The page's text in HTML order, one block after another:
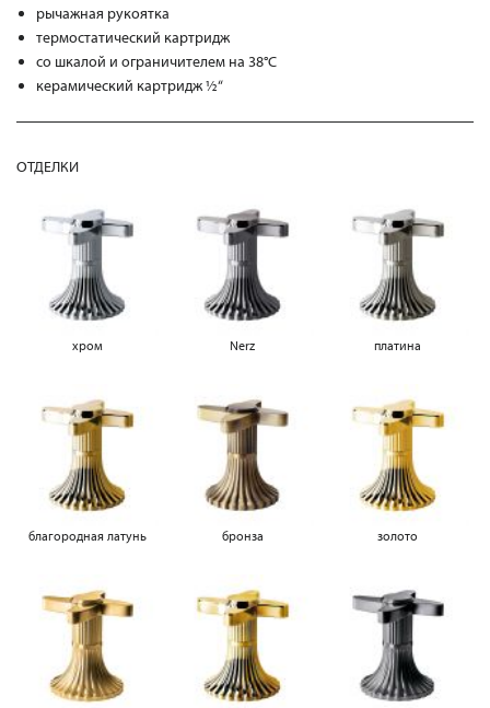
рычажная рукоятка
термостатический картридж
со шкалой и ограничителем на 38°С
керамический картридж ½“
ОТДЕЛКИ
хром Nerz платина
благородная латунь бронза золото